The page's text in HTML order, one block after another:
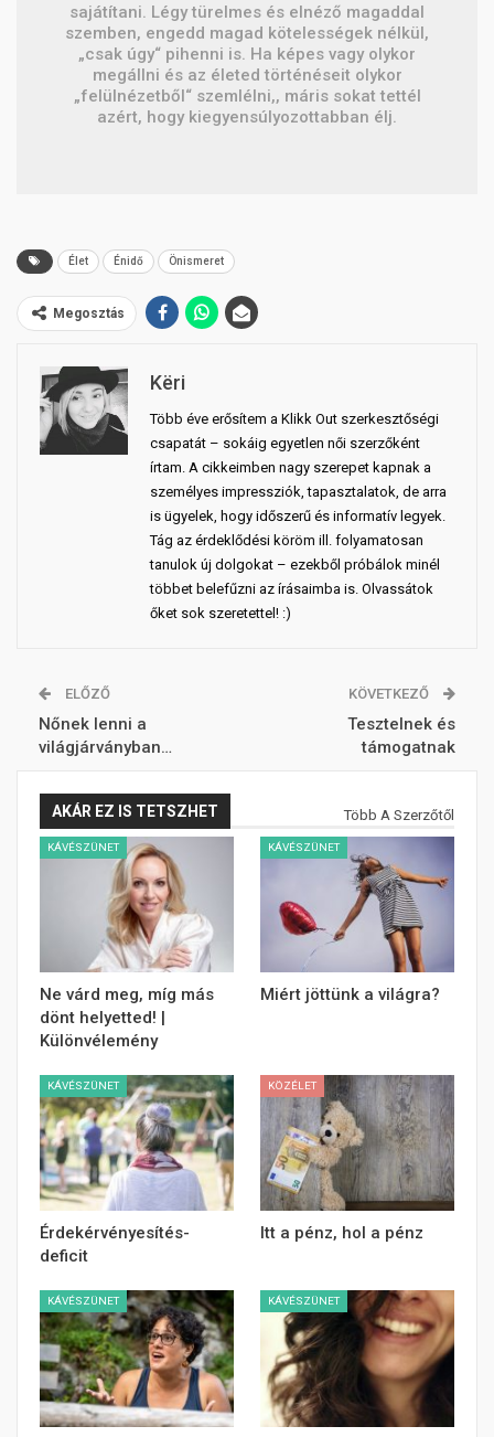
sajátítani. Légy türelmes és elnéző magaddal
szemben, engedd magad kötelességek nélkül,
„csak úgy“ pihenni is. Ha képes vagy olykor
megállni és az életed történéseit olykor
„felülnézetből“ szemlélni,, máris sokat tettél
azért, hogy kiegyensúlyozottabban élj.
Élet Énidő Önismeret
Megosztás
Këri
Több éve erősítem a Klikk Out szerkesztőségi
csapatát – sokáig egyetlen női szerzőként
írtam. A cikkeimben nagy szerepet kapnak a
személyes impressziók, tapasztalatok, de arra
is ügyelek, hogy időszerű és informatív legyek.
Tág az érdeklődési köröm ill. folyamatosan
tanulok új dolgokat – ezekből próbálok minél
többet belefűzni az írásaimba is. Olvassátok
őket sok szeretettel! :)
ELŐZŐ
Nőnek lenni a
világjárványban…
KÖVETKEZŐ
Tesztelnek és
támogatnak
AKÁR EZ IS TETSZHET Több A Szerzőtől
KÁVÉSZÜNET
Ne várd meg, míg más
dönt helyetted! |
Különvélemény
KÁVÉSZÜNET
Miért jöttünk a világra?
KÁVÉSZÜNET
Érdekérvényesítés-
deficit
KÖZÉLET
Itt a pénz, hol a pénz
KÁVÉSZÜNET KÁVÉSZÜNET